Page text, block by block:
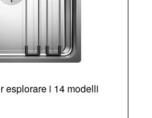
esplorare i 14 modelli